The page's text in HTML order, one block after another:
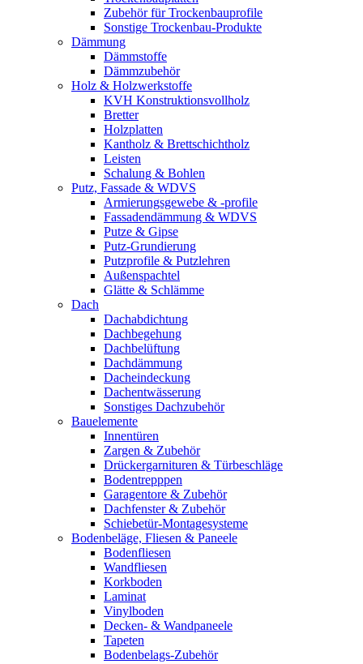
Zubehör für Trockenbauprofile
Sonstige Trockenbau-Produkte
Dämmung
Dämmstoffe
Dämmzubehör
Holz & Holzwerkstoffe
KVH Konstruktionsvollholz
Bretter
Holzplatten
Kantholz & Brettschichtholz
Leisten
Schalung & Bohlen
Putz, Fassade & WDVS
Armierungsgewebe & -profile
Fassadendämmung & WDVS
Putze & Gipse
Putz-Grundierung
Putzprofile & Putzlehren
Außenspachtel
Glätte & Schlämme
Dach
Dachabdichtung
Dachbegehung
Dachbelüftung
Dachdämmung
Dacheindeckung
Dachentwässerung
Sonstiges Dachzubehör
Bauelemente
Innentüren
Zargen & Zubehör
Drückergarnituren & Türbeschläge
Bodentrepppen
Garagentore & Zubehör
Dachfenster & Zubehör
Schiebetür-Montagesysteme
Bodenbeläge, Fliesen & Paneele
Bodenfliesen
Wandfliesen
Korkboden
Laminat
Vinylboden
Decken- & Wandpaneele
Tapeten
Bodenbelags-Zubehör